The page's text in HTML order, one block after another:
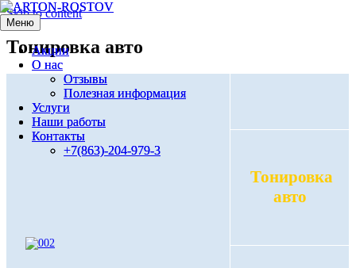
Skip to content
Меню
Акции
О нас
Отзывы
Полезная информация
Услуги
Наши работы
Контакты
+7(863)-204-979-3
Меню
Акции
О нас
Отзывы
Полезная информация
Услуги
Наши работы
Контакты
+7(863)-204-979-3
Тонировка авто
Тонировка
авто